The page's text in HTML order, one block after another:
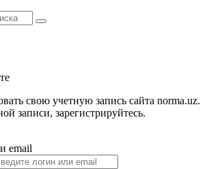
свою учетную запись сайта norma.uz.
записи, зарегистрируйтесь.
email